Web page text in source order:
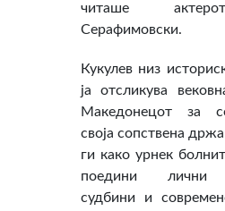
читаше
Серафимовски.
Кукулев низ
ја отсликува
Македонецот за
своја сопствена
ги како урнек
поедини лични
судбини и